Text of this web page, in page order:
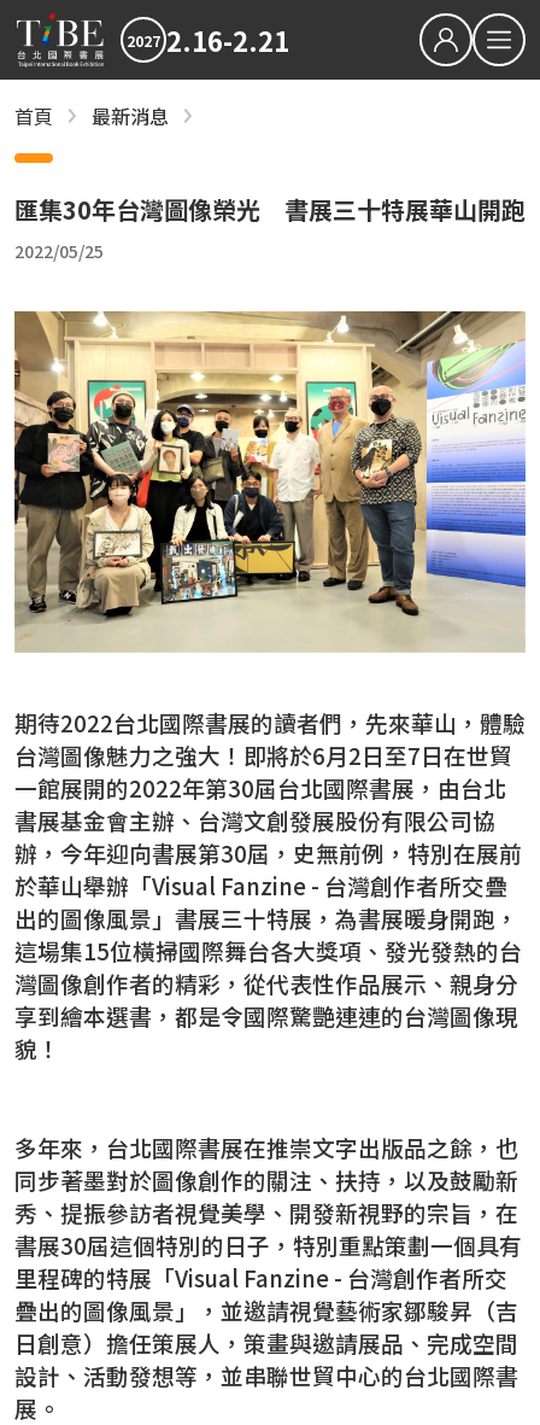
2027 2.16-2.21
最新消息
2027台北國際書展大獎
2027金蝶獎
影音專區
下載專區
2026TIBE線上書展
最新消息
2026TiBE台北國際書展
國際書展臺灣館
近期文章
2027書展大獎及金蝶獎徵件起跑 歡迎台灣原創
「臺灣感性：女性情緒」感動首爾 303則留言
結
2026台北國際書展紀錄片 一同回味每一個「閱
台北市雜誌公會 7/23【媒體AI工作流實戰班】
首頁 最新消息
匯集30年台灣圖像榮光 書展三十特展華山開跑
2022/05/25
期待2022台北國際書展的讀者們，先來華山，體驗
台灣圖像魅力之強大！即將於6月2日至7日在世貿
一館展開的2022年第30屆台北國際書展，由台北
書展基金會主辦、台灣文創發展股份有限公司協
辦，今年迎向書展第30屆，史無前例，特別在展前
於華山舉辦「Visual Fanzine - 台灣創作者所交疊
出的圖像風景」書展三十特展，為書展暖身開跑，
這場集15位橫掃國際舞台各大獎項、發光發熱的台
灣圖像創作者的精彩，從代表性作品展示、親身分
享到繪本選書，都是令國際驚艷連連的台灣圖像現
貌！
多年來，台北國際書展在推崇文字出版品之餘，也
同步著墨對於圖像創作的關注、扶持，以及鼓勵新
秀、提振參訪者視覺美學、開發新視野的宗旨，在
書展30屆這個特別的日子，特別重點策劃一個具有
里程碑的特展「Visual Fanzine - 台灣創作者所交
疊出的圖像風景」，並邀請視覺藝術家鄒駿昇（吉
日創意）擔任策展人，策畫與邀請展品、完成空間
設計、活動發想等，並串聯世貿中心的台北國際書
展。